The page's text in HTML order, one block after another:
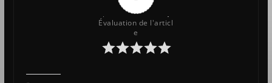
Évaluation de l'articl
e